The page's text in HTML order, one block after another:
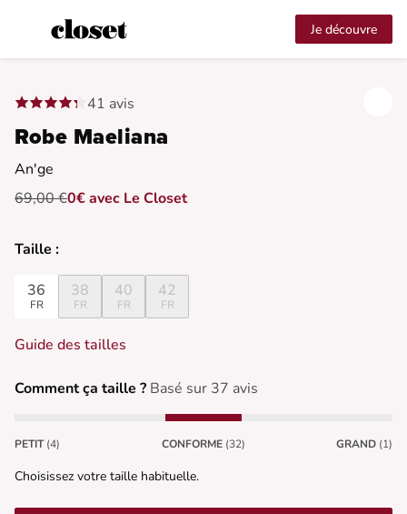
Je découvre
41 avis
Robe Maeliana
An'ge
69,00 €0€ avec Le Closet
Taille :
36
FR
38
FR
40
FR
42
FR
Guide des tailles
Comment ça taille ? Basé sur 37 avis
PETIT (4) CONFORME (32) GRAND (1)
Choisissez votre taille habituelle.